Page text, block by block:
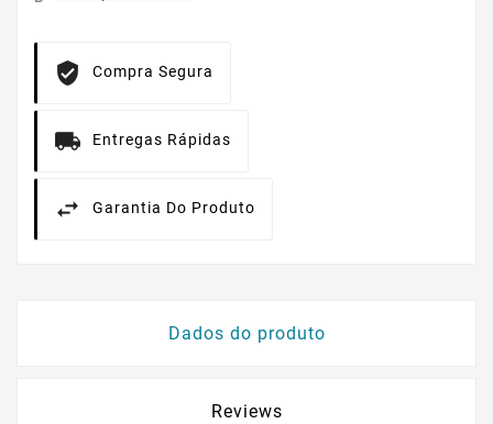
Compra Segura
Entregas Rápidas
Garantia Do Produto
Dados do produto
Reviews